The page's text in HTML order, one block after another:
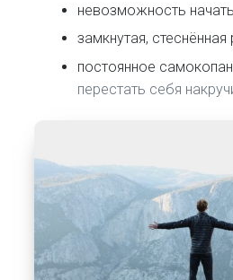
невозможность
замкнутая, стеснённая
постоянное
перестать себя